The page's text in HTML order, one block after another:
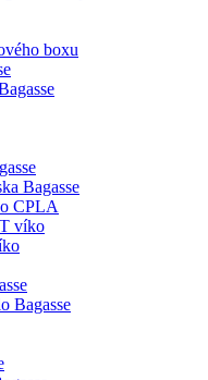
boxu
Bagasse
CPLA
víko
Bagasse